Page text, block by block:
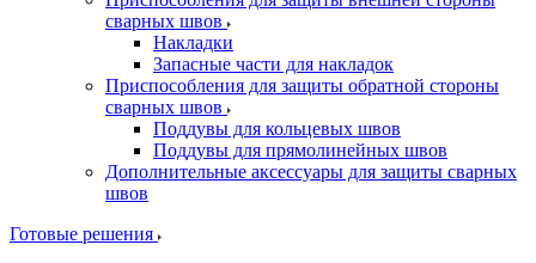
сварных швов
Накладки
Запасные части для накладок
Приспособления для защиты обратной стороны
сварных швов
Поддувы для кольцевых швов
Поддувы для прямолинейных швов
Дополнительные аксессуары для защиты сварных
швов
Готовые решения